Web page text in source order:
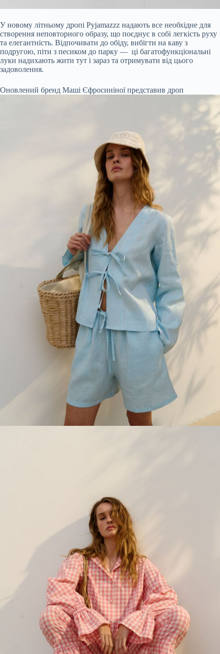
У новому літньому дропі Pyjamazzz надають все необхідне для
створення неповторного образу, що поєднує в собі легкість руху
та елегантність. Відпочивати до обіду, вибігти на каву з
подругою, піти з песиком до парку — ці багатофункціональні
луки надихають жити тут і зараз та отримувати від цього
задоволення.
Оновлений бренд Маші Єфросиніної представив дроп